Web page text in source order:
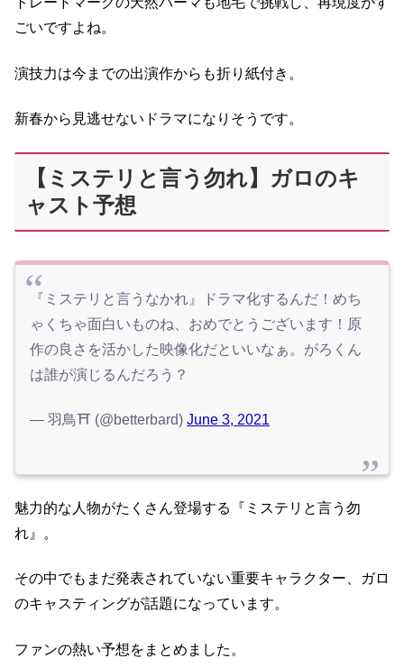
ごいですよね。
演技力は今までの出演作からも折り紙付き。
新春から見逃せないドラマになりそうです。
【ミステリと言う勿れ】ガロのキ
ャスト予想
『ミステリと言うなかれ』ドラマ化するんだ！めち
ゃくちゃ面白いものね、おめでとうございます！原
作の良さを活かした映像化だといいなぁ。がろくん
は誰が演じるんだろう？
— 羽鳥⛩ (@betterbard) June 3, 2021
魅力的な人物がたくさん登場する『ミステリと言う勿
れ』。
その中でもまだ発表されていない重要キャラクター、ガロ
のキャスティングが話題になっています。
ファンの熱い予想をまとめました。